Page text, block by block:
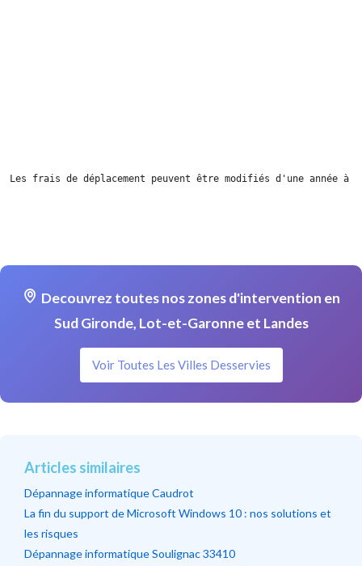
Les frais de déplacement peuvent être modifiés d'une année à
Decouvrez toutes nos zones d'intervention en
Sud Gironde, Lot-et-Garonne et Landes
Voir Toutes Les Villes Desservies
Articles similaires
Dépannage informatique Caudrot
La fin du support de Microsoft Windows 10 : nos solutions et
les risques
Dépannage informatique Soulignac 33410